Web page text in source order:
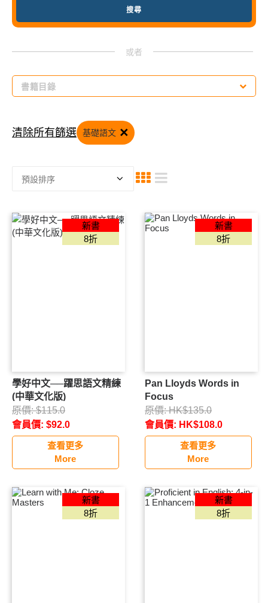
書籍目錄
網上書展2026
小學暑期作業
英語故事書
新書登場
26週皇牌系列
呈分試系列
小學補充練習
英文
清除所有篩選 基礎語文 ×
新書
8折
學好中文──躍思語文精練
(中華文化版)
原價:$115.0
會員價: $92.0
查看更多
More
新書
8折
Pan Lloyds Words in
Focus
原價:HK$135.0
會員價: HK$108.0
查看更多
More
新書
8折
新書
8折